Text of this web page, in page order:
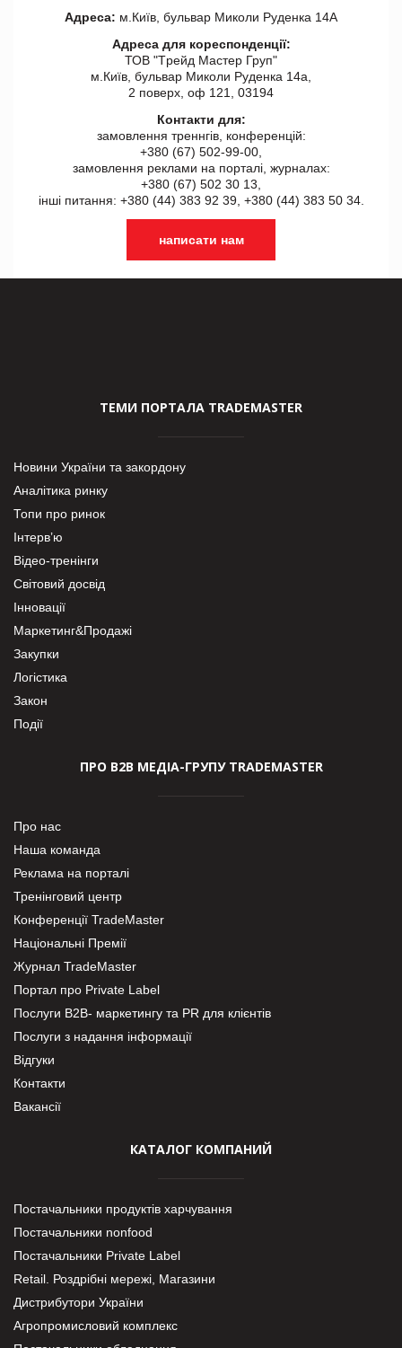
Адреса: м.Київ, бульвар Миколи Руденка 14А
Адреса для кореспонденції:
ТОВ "Tрейд Мастер Груп"
м.Київ, бульвар Миколи Руденка 14а,
2 поверх, оф 121, 03194
Контакти для:
замовлення треннгів, конференцій:
+380 (67) 502-99-00,
замовлення реклами на порталі, журналах:
+380 (67) 502 30 13,
інші питання: +380 (44) 383 92 39, +380 (44) 383 50 34.
написати нам
ТЕМИ ПОРТАЛА TRADEMASTER
Новини України та закордону
Аналітика ринку
Топи про ринок
Інтерв’ю
Відео-тренінги
Світовий досвід
Інновації
Маркетинг&Продажі
Закупки
Логістика
Закон
Події
ПРО В2В МЕДІА-ГРУПУ TRADEMASTER
Про нас
Наша команда
Реклама на порталі
Тренінговий центр
Конференції TradeMaster
Національні Премії
Журнал TradeMaster
Портал про Private Label
Послуги В2В- маркетингу та PR для клієнтів
Послуги з надання інформації
Відгуки
Контакти
Вакансії
КАТАЛОГ КОМПАНИЙ
Постачальники продуктів харчування
Постачальники nonfood
Постачальники Private Label
Retail. Роздрібні мережі, Магазини
Дистрибутори України
Агропромисловий комплекс